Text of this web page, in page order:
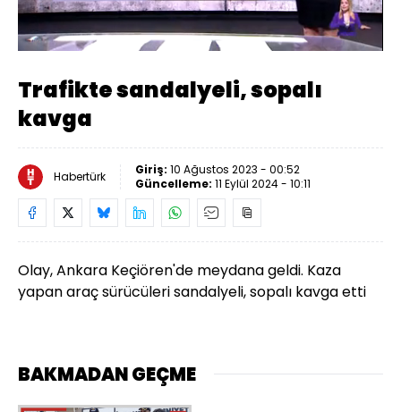
Sesi
Aç
Yüklendi:
69.89%
Oynatma
Hızı
Trafikte sandalyeli, sopalı
kavga
Habertürk Giriş: 10 Ağustos 2023 - 00:52
Güncelleme: 11 Eylül 2024 - 10:11
Olay, Ankara Keçiören'de meydana geldi. Kaza
yapan araç sürücüleri sandalyeli, sopalı kavga etti
BAKMADAN GEÇME